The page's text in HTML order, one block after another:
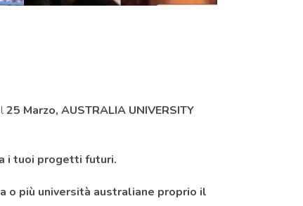
25 Marzo, AUSTRALIA UNIVERSITY
i tuoi progetti futuri.
o più università australiane proprio il